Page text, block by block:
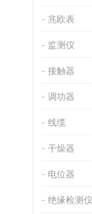
兆欧表
监测仪
接触器
调功器
线缆
干燥器
电位器
绝缘检测仪